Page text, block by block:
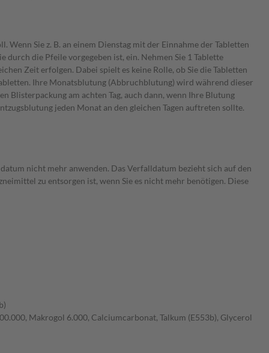
Sie z. B. an einem Dienstag mit der Einnahme der Tabletten
die Pfeile vorgegeben ist, ein. Nehmen Sie 1 Tablette
Zeit erfolgen. Dabei spielt es keine Rolle, ob Sie die Tabletten
Ihre Monatsblutung (Abbruchblutung) wird während dieser
Blisterpackung am achten Tag, auch dann, wenn Ihre Blutung
jeden Monat an den gleichen Tagen auftreten sollte.
nicht mehr anwenden. Das Verfalldatum bezieht sich auf den
zu entsorgen ist, wenn Sie es nicht mehr benötigen. Diese
Makrogol 6.000, Calciumcarbonat, Talkum (E553b), Glycerol